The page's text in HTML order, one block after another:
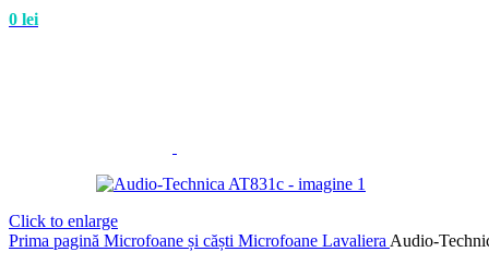
0 lei
Click to enlarge
Prima pagină Microfoane și căști Microfoane Lavaliera Audio-